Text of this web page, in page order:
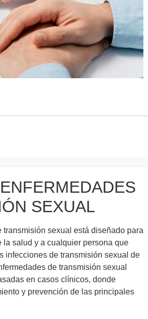
SEXUAL
transmisión sexual está diseñado para
salud y a cualquier persona que
infecciones de transmisión sexual de
de transmisión sexual
en casos clínicos, donde
y prevención de las principales